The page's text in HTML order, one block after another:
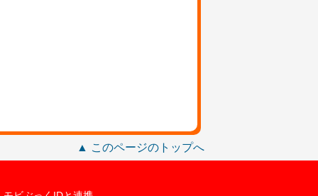
▲ このページのトップへ